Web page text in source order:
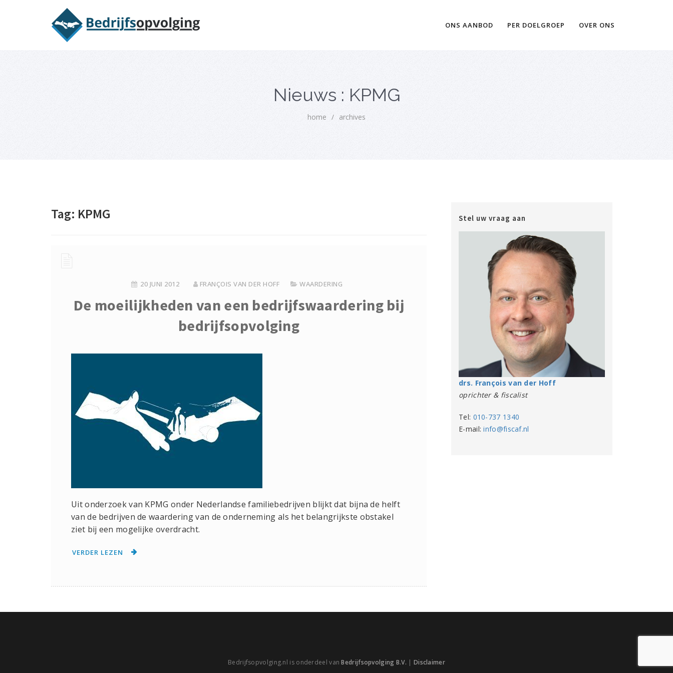
ONS AANBOD PER DOELGROEP OVER ONS
Nieuws : KPMG
home / archives
Tag: KPMG
20 JUNI 2012 FRANÇOIS VAN DER HOFF WAARDERING
De moeilijkheden van een bedrijfswaardering bij
bedrijfsopvolging
Uit onderzoek van KPMG onder Nederlandse familiebedrijven blijkt dat bijna de helft
van de bedrijven de waardering van de onderneming als het belangrijkste obstakel
ziet bij een mogelijke overdracht.
VERDER LEZEN
Stel uw vraag aan
drs. François van der Hoff
oprichter & fiscalist
Tel: 010-737 1340
E-mail:info@fiscaf.nl
Bedrijfsopvolging.nl is onderdeel vanBedrijfsopvolging B.V. | Disclaimer
Oriëntatiememo bedrijfsopvolging voor fiscaal juridisch advies